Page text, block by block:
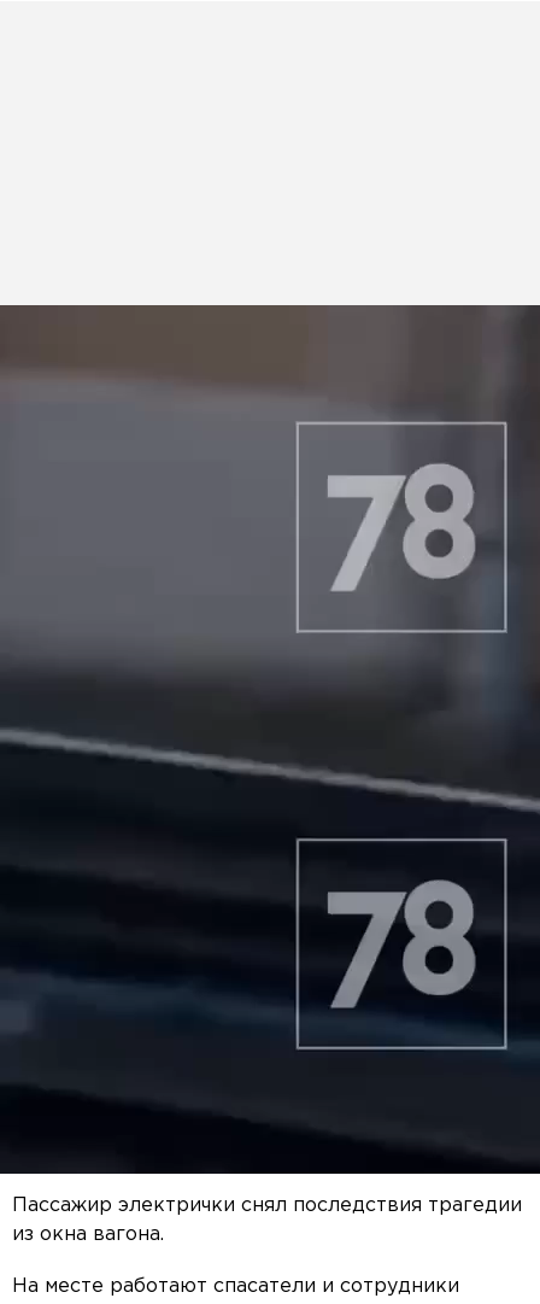
Пассажир электрички снял последствия трагедии
из окна вагона.
На месте работают спасатели и сотрудники